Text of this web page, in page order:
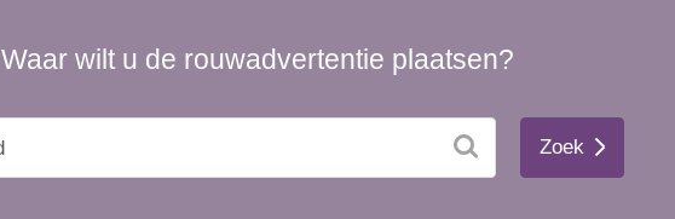
Waar wilt u de rouwadvertentie plaatsen?
Zoek